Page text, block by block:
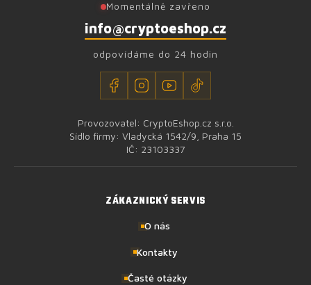
Momentálně zavřeno
info@cryptoeshop.cz
odpovídáme do 24 hodin
Provozovatel: CryptoEshop.cz s.r.o.
Sídlo firmy: Vladycká 1542/9, Praha 15
IČ: 23103337
ZÁKAZNICKÝ SERVIS
O nás
Kontakty
Časté otázky